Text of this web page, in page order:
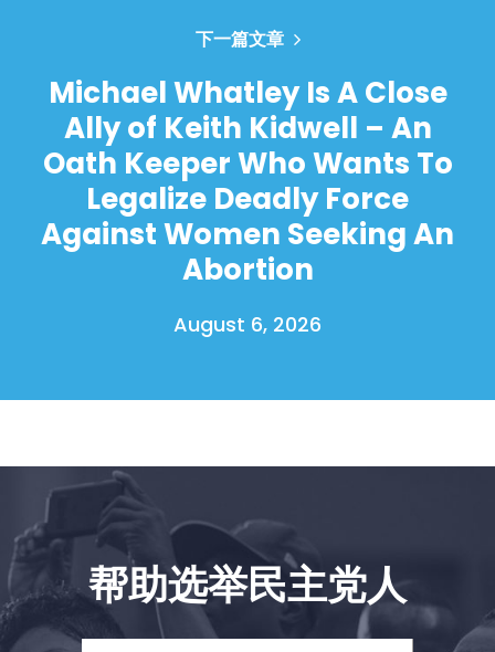
Shop
与我们合作
您的派对
行动
Vote
捐赠
下一篇文章
Michael Whatley Is A Close
Ally of Keith Kidwell – An
Oath Keeper Who Wants To
Legalize Deadly Force
Against Women Seeking An
Abortion
August 6, 2026
帮助选举民主党人